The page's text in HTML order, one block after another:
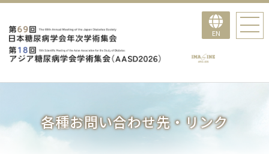
EN
各種お問い合わせ先・リンク